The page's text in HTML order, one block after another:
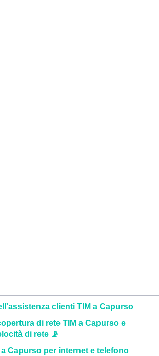
clienti TIM a Capurso
di rete TIM a Capurso e
di rete 📡
a Capurso per internet e telefono